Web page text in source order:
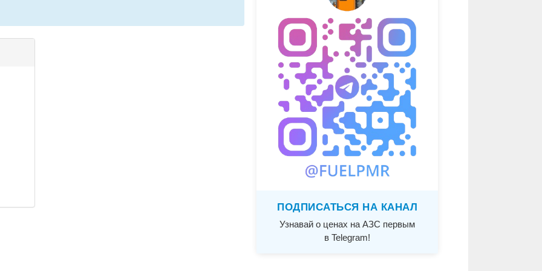
ПОДПИСАТЬСЯ НА КАНАЛ
Узнавай о ценах на АЗС первым
в Telegram!